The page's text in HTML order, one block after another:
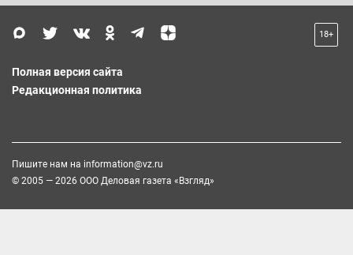
18+
Полная версия сайта
Редакционная политика
Пишите нам на information@vz.ru
© 2005 — 2026 ООО Деловая газета «Взгляд»